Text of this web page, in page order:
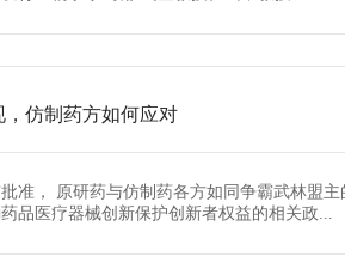
仿制药方如何应对
准， 原研药与仿制药各方如同争霸武林盟
品医疗器械创新保护创新者权益的相关政...